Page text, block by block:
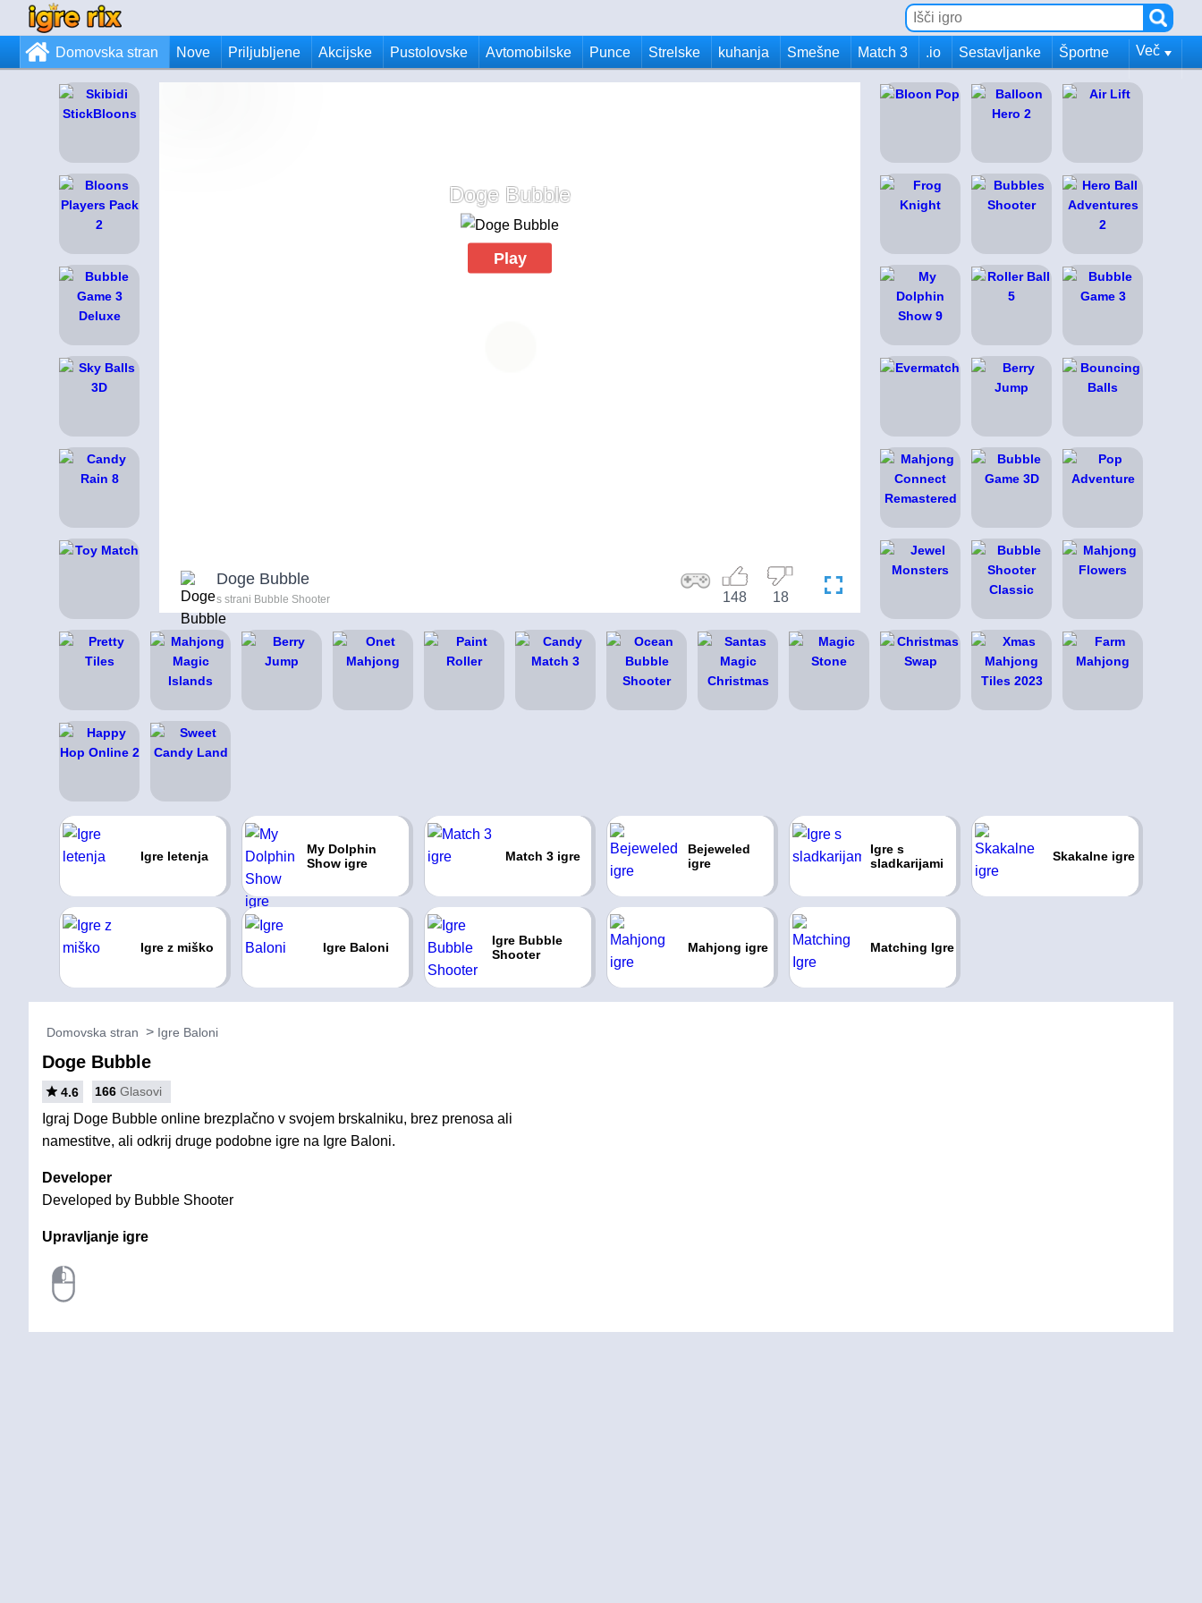
Domovska stran Nove Priljubljene Akcijske Pustolovske Avtomobilske Punce Strelske kuhanja Smešne Match 3 .io Sestavljanke Športne Več
Doge Bubble
Play
Doge Bubble
s strani Bubble Shooter 18
148
Igre letenja
My Dolphin
Show igre
Match 3 igre
Bejeweled
igre
Igre s
sladkarijami
Skakalne igre
Igre z miško Igre Baloni
Igre Bubble
Shooter
Mahjong igre Matching Igre
Domovska stran Igre Baloni
Doge Bubble
4.6 166 Glasovi
Igraj Doge Bubble online brezplačno v svojem brskalniku, brez prenosa ali
namestitve, ali odkrij druge podobne igre na Igre Baloni.
Developer
Developed by Bubble Shooter
Upravljanje igre